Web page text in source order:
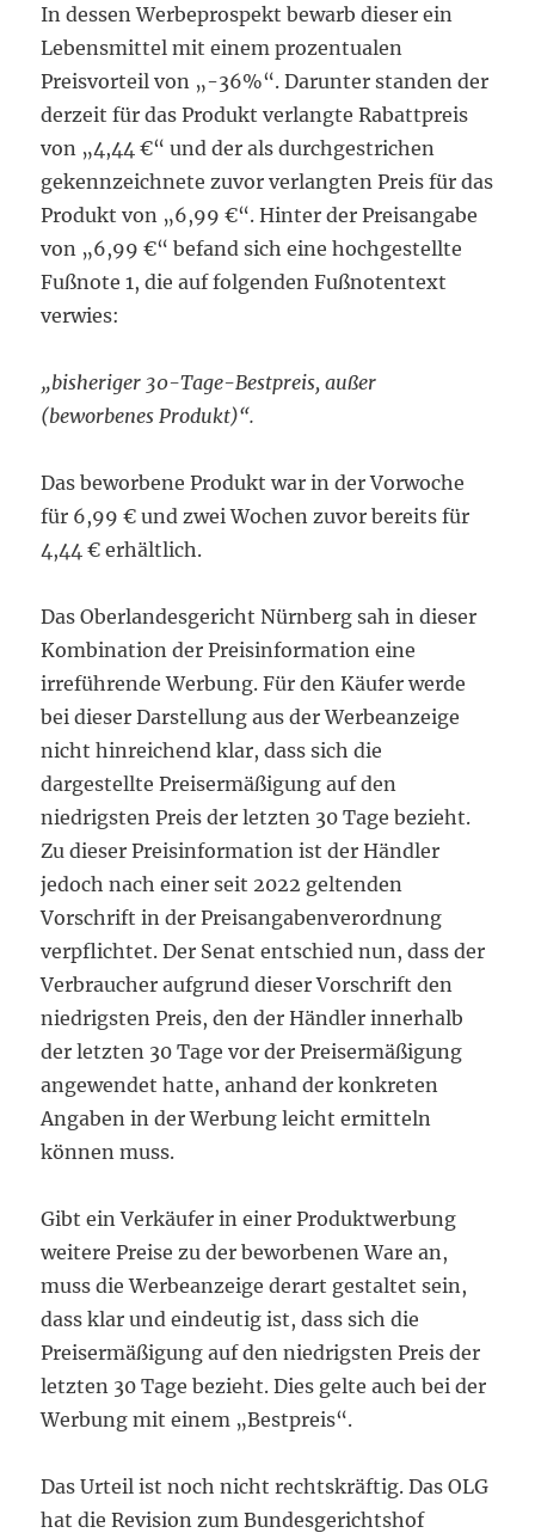
In dessen Werbeprospekt bewarb dieser ein
Lebensmittel mit einem prozentualen
Preisvorteil von „-36%“. Darunter standen der
derzeit für das Produkt verlangte Rabattpreis
von „4,44 €“ und der als durchgestrichen
gekennzeichnete zuvor verlangten Preis für das
Produkt von „6,99 €“. Hinter der Preisangabe
von „6,99 €“ befand sich eine hochgestellte
Fußnote 1, die auf folgenden Fußnotentext
verwies:
„bisheriger 30-Tage-Bestpreis, außer
(beworbenes Produkt)“.
Das beworbene Produkt war in der Vorwoche
für 6,99 € und zwei Wochen zuvor bereits für
4,44 € erhältlich.
Das Oberlandesgericht Nürnberg sah in dieser
Kombination der Preisinformation eine
irreführende Werbung. Für den Käufer werde
bei dieser Darstellung aus der Werbeanzeige
nicht hinreichend klar, dass sich die
dargestellte Preisermäßigung auf den
niedrigsten Preis der letzten 30 Tage bezieht.
Zu dieser Preisinformation ist der Händler
jedoch nach einer seit 2022 geltenden
Vorschrift in der Preisangabenverordnung
verpflichtet. Der Senat entschied nun, dass der
Verbraucher aufgrund dieser Vorschrift den
niedrigsten Preis, den der Händler innerhalb
der letzten 30 Tage vor der Preisermäßigung
angewendet hatte, anhand der konkreten
Angaben in der Werbung leicht ermitteln
können muss.
Gibt ein Verkäufer in einer Produktwerbung
weitere Preise zu der beworbenen Ware an,
muss die Werbeanzeige derart gestaltet sein,
dass klar und eindeutig ist, dass sich die
Preisermäßigung auf den niedrigsten Preis der
letzten 30 Tage bezieht. Dies gelte auch bei der
Werbung mit einem „Bestpreis“.
Das Urteil ist noch nicht rechtskräftig. Das OLG
hat die Revision zum Bundesgerichtshof